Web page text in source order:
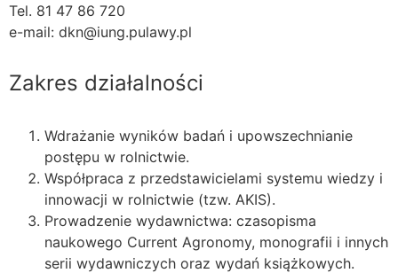
Tel. 81 47 86 720
e-mail: dkn@iung.pulawy.pl
Zakres działalności
Wdrażanie wyników badań i upowszechnianie
postępu w rolnictwie.
Współpraca z przedstawicielami systemu wiedzy i
innowacji w rolnictwie (tzw. AKIS).
Prowadzenie wydawnictwa: czasopisma
naukowego Current Agronomy, monografii i innych
serii wydawniczych oraz wydań książkowych.